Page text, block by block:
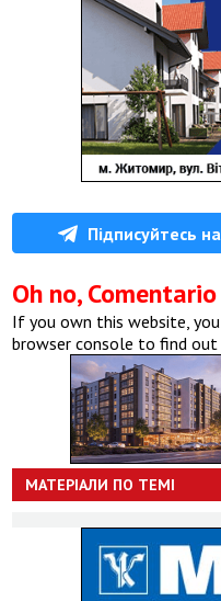
Підписуйтесь
Oh no,
If you own this website,
browser console to find out
МАТЕРІАЛИ ПО ТЕМІ